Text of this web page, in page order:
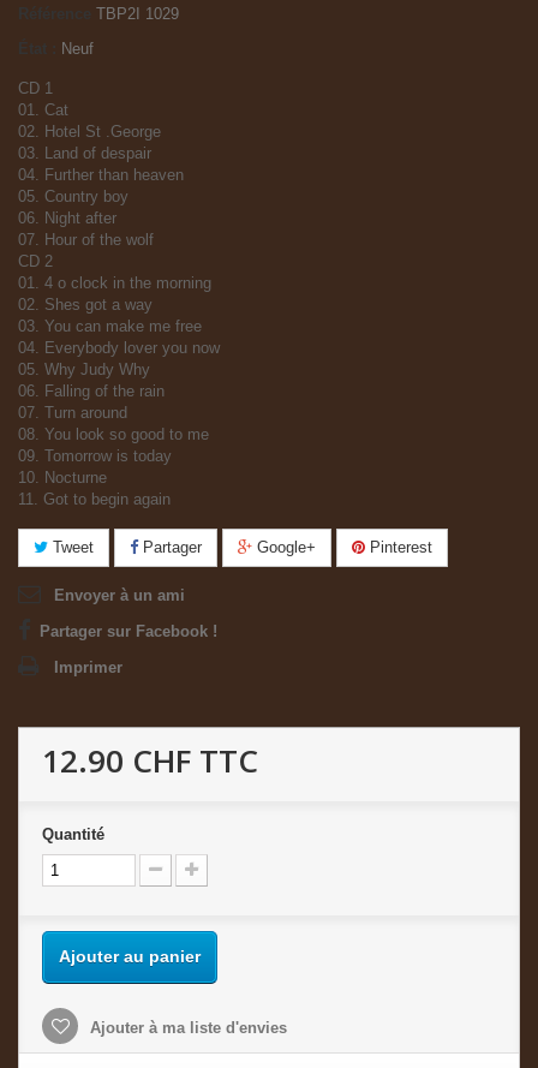
Référence
TBP2I 1029
Neuf
CD 1
01. Cat
02. Hotel St .George
03. Land of despair
04. Further than heaven
05. Country boy
06. Night after
07. Hour of the wolf
CD 2
01. 4 o clock in the morning
02. Shes got a way
03. You can make me free
04. Everybody lover you now
05. Why Judy Why
06. Falling of the rain
07. Turn around
08. You look so good to me
09. Tomorrow is today
10. Nocturne
11. Got to begin again
Tweet Partager Google+ Pinterest
Envoyer à un ami
Partager sur Facebook !
Imprimer
12.90 CHF TTC
Quantité
Ajouter au panier
Ajouter à ma liste d'envies